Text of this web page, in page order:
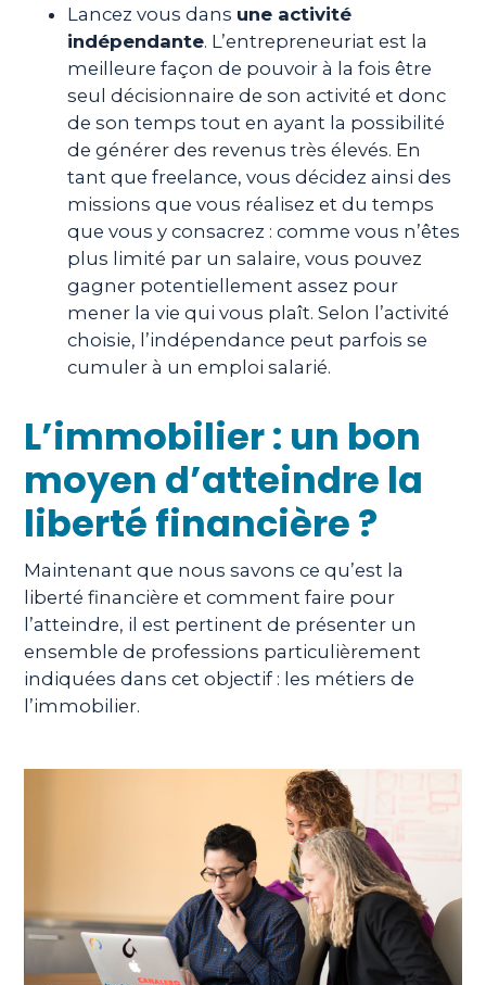
Lancez vous dans une activité
indépendante. L’entrepreneuriat est la
meilleure façon de pouvoir à la fois être
seul décisionnaire de son activité et donc
de son temps tout en ayant la possibilité
de générer des revenus très élevés. En
tant que freelance, vous décidez ainsi des
missions que vous réalisez et du temps
que vous y consacrez : comme vous n’êtes
plus limité par un salaire, vous pouvez
gagner potentiellement assez pour
mener la vie qui vous plaît. Selon l’activité
choisie, l’indépendance peut parfois se
cumuler à un emploi salarié.
L’immobilier : un bon
moyen d’atteindre la
liberté financière ?
Maintenant que nous savons ce qu’est la
liberté financière et comment faire pour
l’atteindre, il est pertinent de présenter un
ensemble de professions particulièrement
indiquées dans cet objectif : les métiers de
l’immobilier.